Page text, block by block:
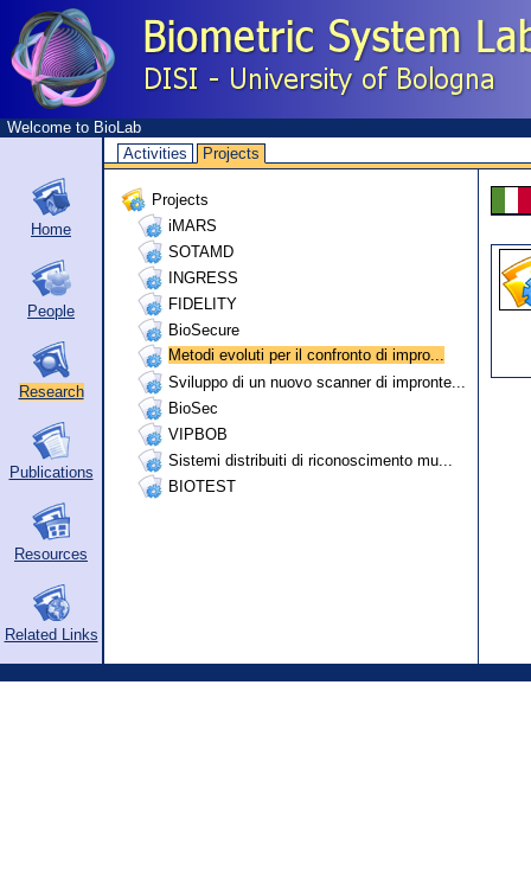
Welcome to BioLab
Activities
Projects
Home
People
Research
Publications
Resources
Related Links
Projects
iMARS
SOTAMD
INGRESS
FIDELITY
BioSecure
Metodi evoluti per il confronto di impro...
Sviluppo di un nuovo scanner di impronte...
BioSec
VIPBOB
Sistemi distribuiti di riconoscimento mu...
BIOTEST